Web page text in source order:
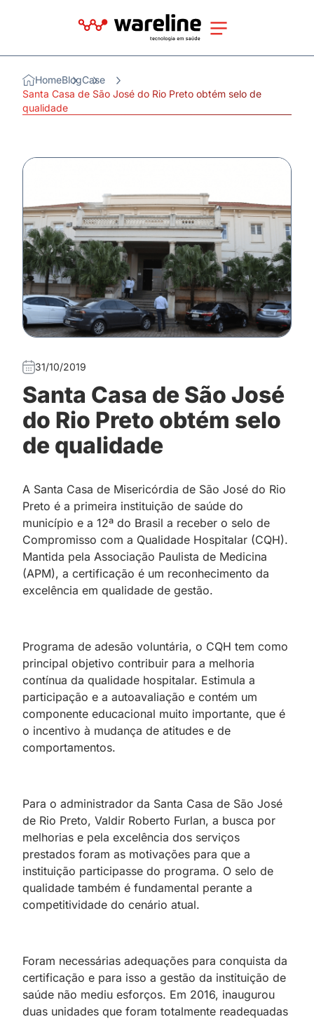
HomeBlogCase
Santa Casa de São José do Rio Preto obtém selo de
qualidade
31/10/2019
Santa Casa de São José
do Rio Preto obtém selo
de qualidade
A Santa Casa de Misericórdia de São José do Rio
Preto é a primeira instituição de saúde do
município e a 12ª do Brasil a receber o selo de
Compromisso com a Qualidade Hospitalar (CQH).
Mantida pela Associação Paulista de Medicina
(APM), a certificação é um reconhecimento da
excelência em qualidade de gestão.
Programa de adesão voluntária, o CQH tem como
principal objetivo contribuir para a melhoria
contínua da qualidade hospitalar. Estimula a
participação e a autoavaliação e contém um
componente educacional muito importante, que é
o incentivo à mudança de atitudes e de
comportamentos.
Para o administrador da Santa Casa de São José
de Rio Preto, Valdir Roberto Furlan, a busca por
melhorias e pela excelência dos serviços
prestados foram as motivações para que a
instituição participasse do programa. O selo de
qualidade também é fundamental perante a
competitividade do cenário atual.
Foram necessárias adequações para conquista da
certificação e para isso a gestão da instituição de
saúde não mediu esforços. Em 2016, inaugurou
duas unidades que foram totalmente readequadas